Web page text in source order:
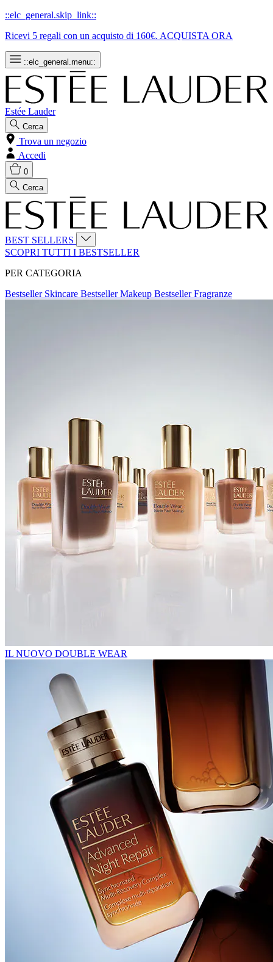
::elc_general.skip_link::
Ricevi 5 regali con un acquisto di 160€. ACQUISTA ORA
::elc_general.menu::
Estée Lauder
Cerca
Trova un negozio
Accedi
0
Cerca
BEST SELLERS
SCOPRI TUTTI I BESTSELLER
PER CATEGORIA
Bestseller Skincare Bestseller Makeup Bestseller Fragranze
IL NUOVO DOUBLE WEAR